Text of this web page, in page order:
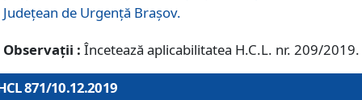
Judeţean de Urgenţă Braşov.
Observații : Încetează aplicabilitatea H.C.L. nr. 209/2019.
871/10.12.2019